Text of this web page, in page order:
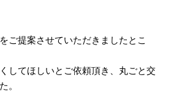
ご提案させていただきましたとこ
してほしいとご依頼頂き、丸ごと交
。